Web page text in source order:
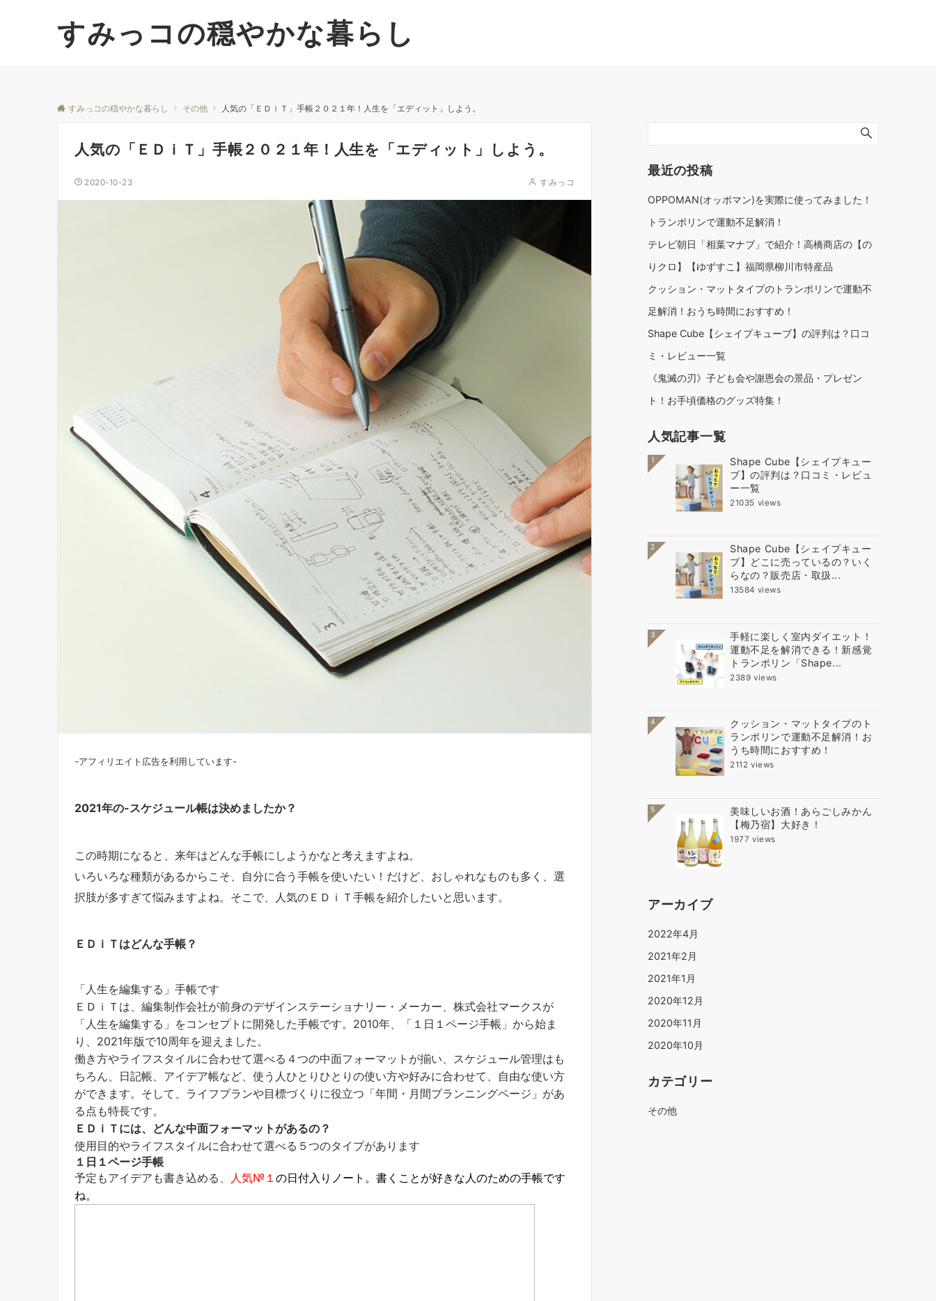
すみっコの穏やかな暮らし
すみっコの穏やかな暮らし その他 人気の「ＥＤｉＴ」手帳２０２１年！人生を「エディット」しよう。
人気の「ＥＤｉＴ」手帳２０２１年！人生を「エディット」しよう。
2020-10-23 すみっコ
-アフィリエイト広告を利用しています-
2021年の-スケジュール帳は決めましたか？
この時期になると、来年はどんな手帳にしようかなと考えますよね。
いろいろな種類があるからこそ、自分に合う手帳を使いたい！だけど、おしゃれなものも多く、選
択肢が多すぎて悩みますよね。そこで、人気のＥＤｉＴ手帳を紹介したいと思います。
ＥＤｉＴはどんな手帳？
「人生を編集する」手帳です
ＥＤｉＴは、編集制作会社が前身のデザインステーショナリー・メーカー、株式会社マークスが
「人生を編集する」をコンセプトに開発した手帳です。2010年、「１日１ページ手帳」から始ま
り、2021年版で10周年を迎えました。
働き方やライフスタイルに合わせて選べる４つの中面フォーマットが揃い、スケジュール管理はも
ちろん、日記帳、アイデア帳など、使う人ひとりひとりの使い方や好みに合わせて、自由な使い方
ができます。そして、ライフプランや目標づくりに役立つ「年間・月間プランニングページ」があ
る点も特長です。
ＥＤｉＴには、どんな中面フォーマットがあるの？
使用目的やライフスタイルに合わせて選べる５つのタイプがあります
１日１ページ手帳
予定もアイデアも書き込める、 人気№１ の日付入りノート。書くことが好きな人のための手帳です
ね。
最近の投稿
OPPOMAN(オッポマン)を実際に使ってみました！
トランポリンで運動不足解消！
テレビ朝日「相葉マナブ」で紹介！高橋商店の【の
りクロ】【ゆずすこ】福岡県柳川市特産品
クッション・マットタイプのトランポリンで運動不
足解消！おうち時間におすすめ！
Shape Cube【シェイプキューブ】の評判は？口コ
ミ・レビュー一覧
《鬼滅の刃》子ども会や謝恩会の景品・プレゼン
ト！お手頃価格のグッズ特集！
人気記事一覧
1
Shape Cube【シェイプキュー
ブ】の評判は？口コミ・レビュ
ー一覧
21035 views
2
Shape Cube【シェイプキュー
ブ】どこに売っているの？いく
らなの？販売店・取扱...
13584 views
3
手軽に楽しく室内ダイエット！
運動不足を解消できる！新感覚
トランポリン「Shape...
2389 views
4
クッション・マットタイプのト
ランポリンで運動不足解消！お
うち時間におすすめ！
2112 views
5
美味しいお酒！あらごしみかん
【梅乃宿】大好き！
1977 views
アーカイブ
2022年4月
2021年2月
2021年1月
2020年12月
2020年11月
2020年10月
カテゴリー
その他